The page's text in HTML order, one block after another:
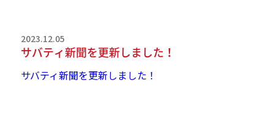
2023.12.05
サバティ新聞を更新しました！
サバティ新聞を更新しました！